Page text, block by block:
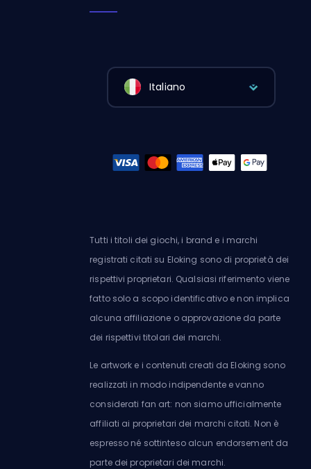
Italiano
Tutti i titoli dei giochi, i brand e i marchi
registrati citati su Eloking sono di proprietà dei
rispettivi proprietari. Qualsiasi riferimento viene
fatto solo a scopo identificativo e non implica
alcuna affiliazione o approvazione da parte
dei rispettivi titolari dei marchi.
Le artwork e i contenuti creati da Eloking sono
realizzati in modo indipendente e vanno
considerati fan art: non siamo ufficialmente
affiliati ai proprietari dei marchi citati. Non è
espresso né sottinteso alcun endorsement da
parte dei proprietari dei marchi.